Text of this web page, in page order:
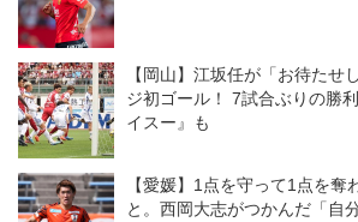
【岡山】江坂任が「お待たせ
ジ初ゴール！ 7試合ぶりの勝
イスー』も
【愛媛】1点を守って1点を奪
と。西岡大志がつかんだ「自